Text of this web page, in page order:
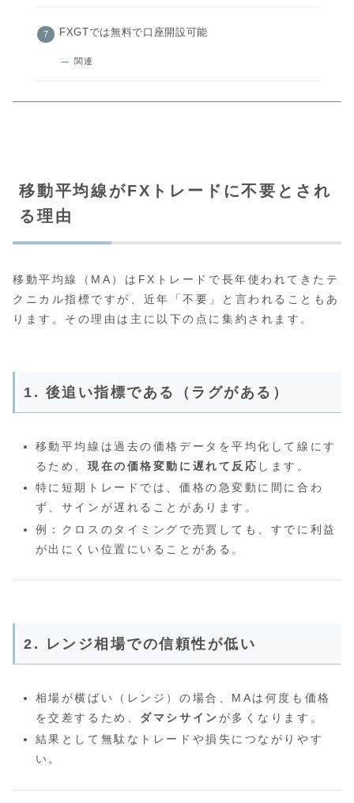
FXGTでは無料で口座開設可能
関連
移動平均線がFXトレードに不要とされ
る理由
移動平均線（MA）はFXトレードで長年使われてきたテ
クニカル指標ですが、近年「不要」と言われることもあ
ります。その理由は主に以下の点に集約されます。
1. 後追い指標である（ラグがある）
移動平均線は過去の価格データを平均化して線にす
るため、現在の価格変動に遅れて反応 します。
特に短期トレードでは、価格の急変動に間に合わ
ず、サインが遅れることがあります。
例：クロスのタイミングで売買しても、すでに利益
が出にくい位置にいることがある。
2. レンジ相場での信頼性が低い
相場が横ばい（レンジ）の場合、MAは何度も価格
を交差するため、 ダマシサイン が多くなります。
結果として無駄なトレードや損失につながりやす
い。